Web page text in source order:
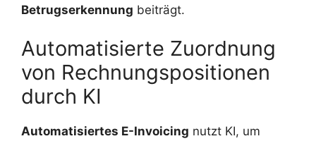
Betrugserkennung beiträgt.
Automatisierte Zuordnung
von Rechnungspositionen
durch KI
Automatisiertes E-Invoicing nutzt KI, um